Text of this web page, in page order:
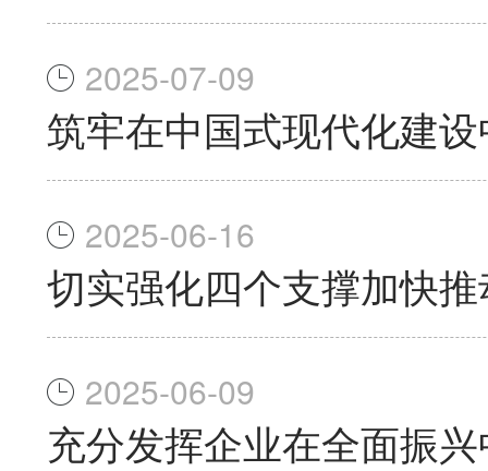
2025-07-09
筑牢在中国式现代化建
2025-06-16
切实强化四个支撑加快
2025-06-09
充分发挥企业在全面振